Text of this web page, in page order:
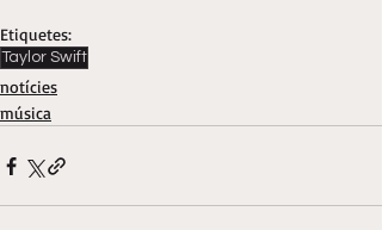
Etiquetes:
Taylor Swift
notícies
música